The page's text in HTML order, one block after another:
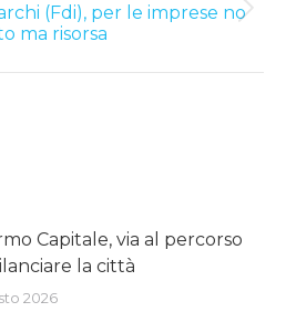
Next
post:
(Fdi), per le imprese no
ma risorsa
Capitale, via al percorso
la città
2026